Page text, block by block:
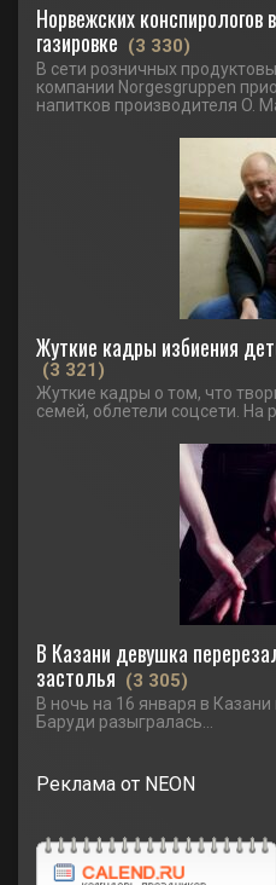
Норвежских конспирологов
газировке (3 330)
В сети розничных
компании Norgesgruppen
напитков производителя O.
Жуткие кадры избиения
(3 321)
Жуткие кадры о том, что
семей, облетели соцсети. На
В Казани девушка
застолья (3 305)
В ночь на 16 января в
Баруди разыгралась...
Реклама от NEON